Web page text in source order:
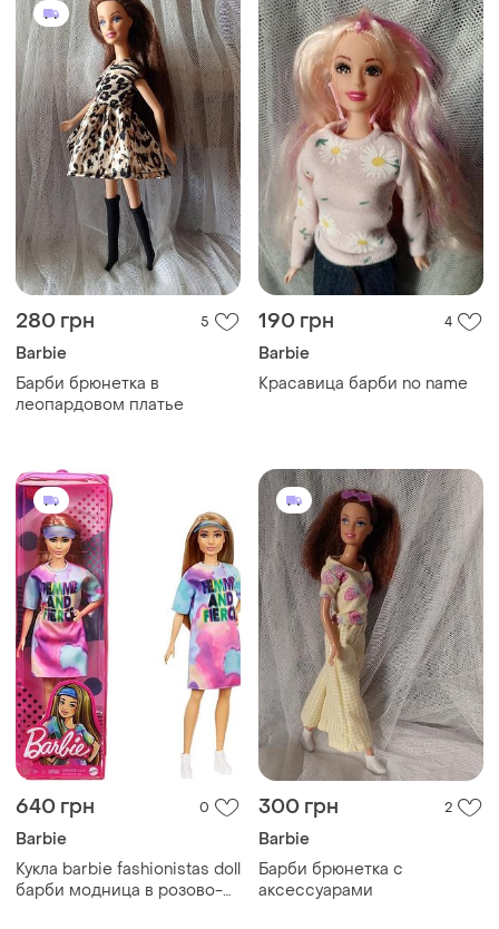
simba toys. 1 шт
280 грн 5
Barbie
Барби брюнетка в
леопардовом платье
190 грн 4
Barbie
Красавица барби no name
640 грн 0
Barbie
Кукла barbie fashionistas doll
барби модница в розово-
300 грн 2
Barbie
Барби брюнетка с
аксессуарами